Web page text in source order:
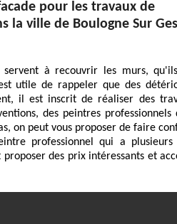
pour les travaux de
la ville de Boulogne Sur
servent à recouvrir les murs,
utile de rappeler que des
il est inscrit de réaliser des
des peintres professionnels
on peut vous proposer de faire
professionnel qui a plusieurs
des prix intéressants et